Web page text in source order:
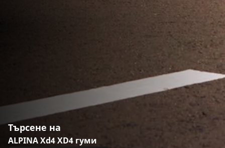
Търсене на
ALPINA Xd4 XD4 гуми